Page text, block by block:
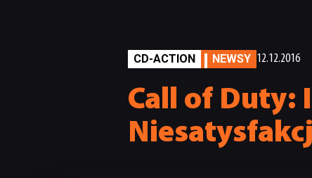
CD-ACTION NEWSY 12.12.2016
Call of Duty: